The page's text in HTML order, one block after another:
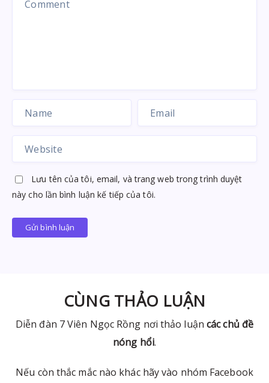
Lưu tên của tôi, email, và trang web trong trình duyệt
này cho lần bình luận kế tiếp của tôi.
Gửi bình luận
CÙNG THẢO LUẬN
Diễn đàn 7 Viên Ngọc Rồng nơi thảo luận các chủ đề
nóng hổi.
Nếu còn thắc mắc nào khác hãy vào nhóm Facebook